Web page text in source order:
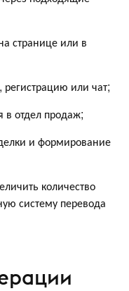
странице или в
или чат;
в отдел продаж;
и формирование
количество
систему перевода